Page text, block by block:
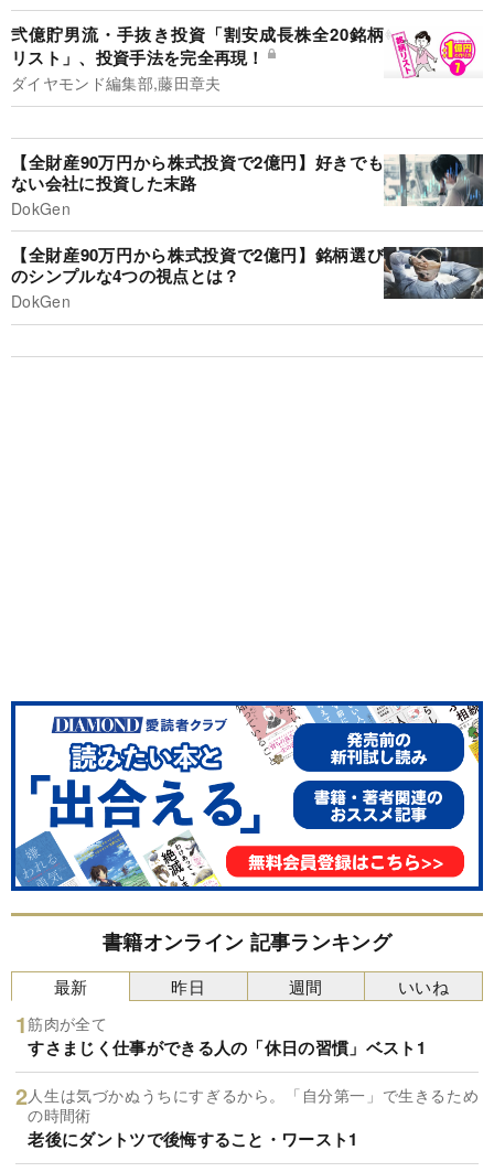
弐億貯男流・手抜き投資「割安成長株全20銘柄
リスト」、投資手法を完全再現！
ダイヤモンド編集部,藤田章夫
【全財産90万円から株式投資で2億円】好きでも
ない会社に投資した末路
DokGen
【全財産90万円から株式投資で2億円】銘柄選び
のシンプルな4つの視点とは？
DokGen
書籍オンライン 記事ランキング
最新
筋肉が全て
すさまじく仕事ができる人の「休日の習慣」ベスト1
人生は気づかぬうちにすぎるから。「自分第一」で生きるため
の時間術
老後にダントツで後悔すること・ワースト1
昨日 週間 いいね